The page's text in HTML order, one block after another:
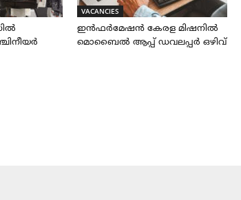
VACANCIES
ഇൻഫർമേഷൻ കേരള മിഷനിൽ
മൊബൈൽ ആപ്പ് ഡവലപ്പർ ഒഴിവ്